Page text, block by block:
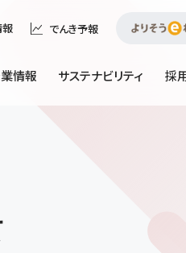
でんき予報
情報 サステナビリティ 採